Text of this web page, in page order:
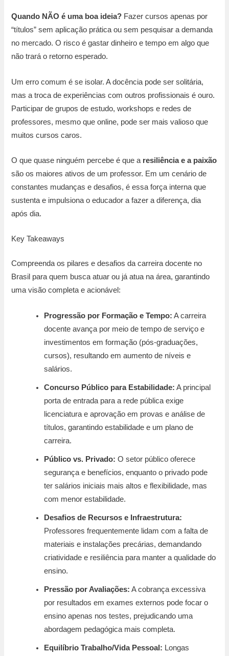
Quando NÃO é uma boa ideia? Fazer cursos apenas por
“títulos” sem aplicação prática ou sem pesquisar a demanda
no mercado. O risco é gastar dinheiro e tempo em algo que
não trará o retorno esperado.
Um erro comum é se isolar. A docência pode ser solitária,
mas a troca de experiências com outros profissionais é ouro.
Participar de grupos de estudo, workshops e redes de
professores, mesmo que online, pode ser mais valioso que
muitos cursos caros.
O que quase ninguém percebe é que a resiliência e a paixão
são os maiores ativos de um professor. Em um cenário de
constantes mudanças e desafios, é essa força interna que
sustenta e impulsiona o educador a fazer a diferença, dia
após dia.
Key Takeaways
Compreenda os pilares e desafios da carreira docente no
Brasil para quem busca atuar ou já atua na área, garantindo
uma visão completa e acionável:
Progressão por Formação e Tempo: A carreira
docente avança por meio de tempo de serviço e
investimentos em formação (pós-graduações,
cursos), resultando em aumento de níveis e
salários.
Concurso Público para Estabilidade: A principal
porta de entrada para a rede pública exige
licenciatura e aprovação em provas e análise de
títulos, garantindo estabilidade e um plano de
carreira.
Público vs. Privado: O setor público oferece
segurança e benefícios, enquanto o privado pode
ter salários iniciais mais altos e flexibilidade, mas
com menor estabilidade.
Desafios de Recursos e Infraestrutura:
Professores frequentemente lidam com a falta de
materiais e instalações precárias, demandando
criatividade e resiliência para manter a qualidade do
ensino.
Pressão por Avaliações: A cobrança excessiva
por resultados em exames externos pode focar o
ensino apenas nos testes, prejudicando uma
abordagem pedagógica mais completa.
Equilíbrio Trabalho/Vida Pessoal: Longas